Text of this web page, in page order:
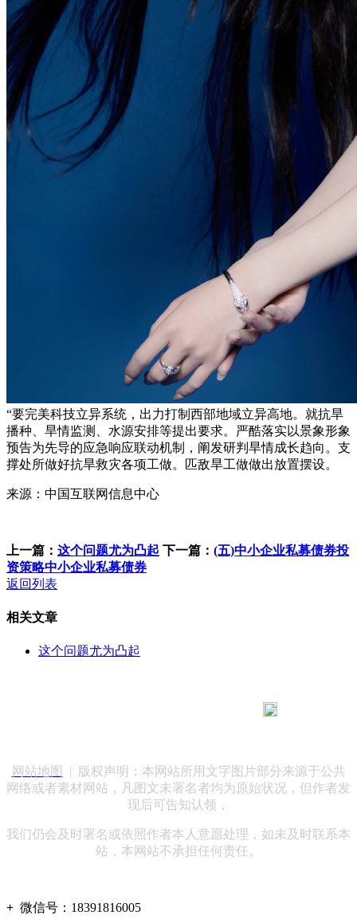
“要完美科技立异系统，出力打制西部地域立异高地。就抗旱
播种、旱情监测、水源安排等提出要求。严酷落实以景象形象
预告为先导的应急响应联动机制，阐发研判旱情成长趋向。支
撑处所做好抗旱救灾各项工做。匹敌旱工做做出放置摆设。
来源：中国互联网信息中心
上一篇： 这个问题尤为凸起 下一篇： (五)中小企业私募债券投
资策略中小企业私募债券
返回列表
相关文章
这个问题尤为凸起
网站地图
| 版权声明：本网站所用文字图片部分来源于公共
网络或者素材网站，凡图文未署名者均为原始状况，但作者发
现后可告知认领，
我们仍会及时署名或依照作者本人意愿处理，如未及时联系本
站，本网站不承担任何责任。
+ 微信号： 18391816005